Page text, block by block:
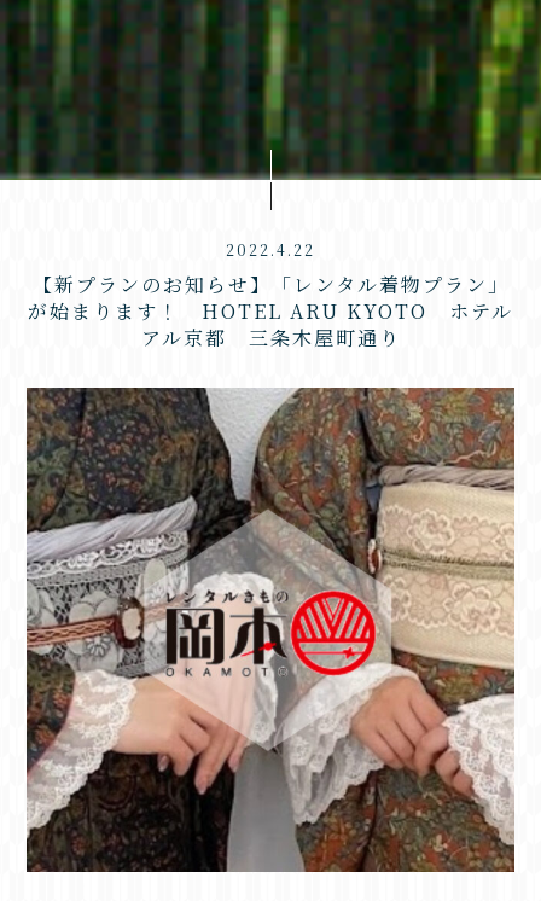
2022.4.22
【新プランのお知らせ】「レンタル着物プラン」
が始まります！ HOTEL ARU KYOTO ホテル
アル京都 三条木屋町通り